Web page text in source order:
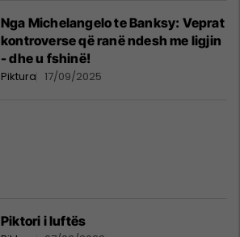
Nga Michelangelo te Banksy: Veprat
kontroverse që ranë ndesh me ligjin
- dhe u fshinë!
Piktura 17/09/2025
Piktori i luftës